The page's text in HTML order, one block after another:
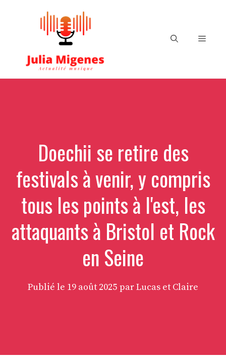
Menu
Doechii se retire des
festivals à venir, y compris
tous les points à l'est, les
attaquants à Bristol et Rock
en Seine
Publié le 19 août 2025 par Lucas et Claire